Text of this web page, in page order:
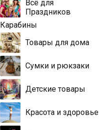
Всё для
Праздников
Карабины
Товары для дома
Сумки и рюкзаки
Детские товары
Красота и здоровье